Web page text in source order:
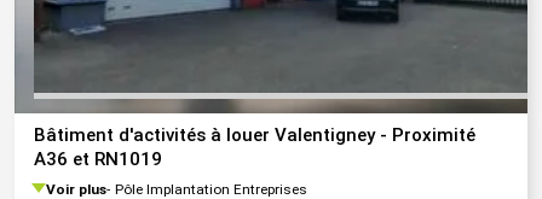
Bâtiment d'activités à louer Valentigney - Proximité
A36 et RN1019
Voir plus Pôle Implantation Entreprises